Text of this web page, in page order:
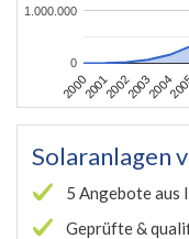
20002001200220032004
0
1.000.000
Solaranlagen
5 Angebote aus
Geprüfte &